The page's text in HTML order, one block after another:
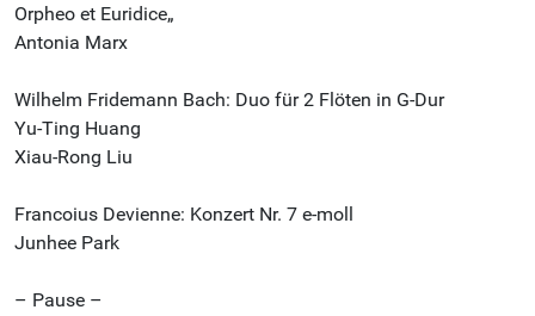
Orpheo et Euridice„
Antonia Marx
Wilhelm Fridemann Bach: Duo für 2 Flöten in G-Dur
Yu-Ting Huang
Xiau-Rong Liu
Francoius Devienne: Konzert Nr. 7 e-moll
Junhee Park
– Pause –